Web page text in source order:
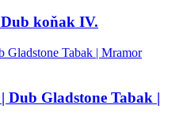
koňak IV.
Dub Gladstone Tabak |